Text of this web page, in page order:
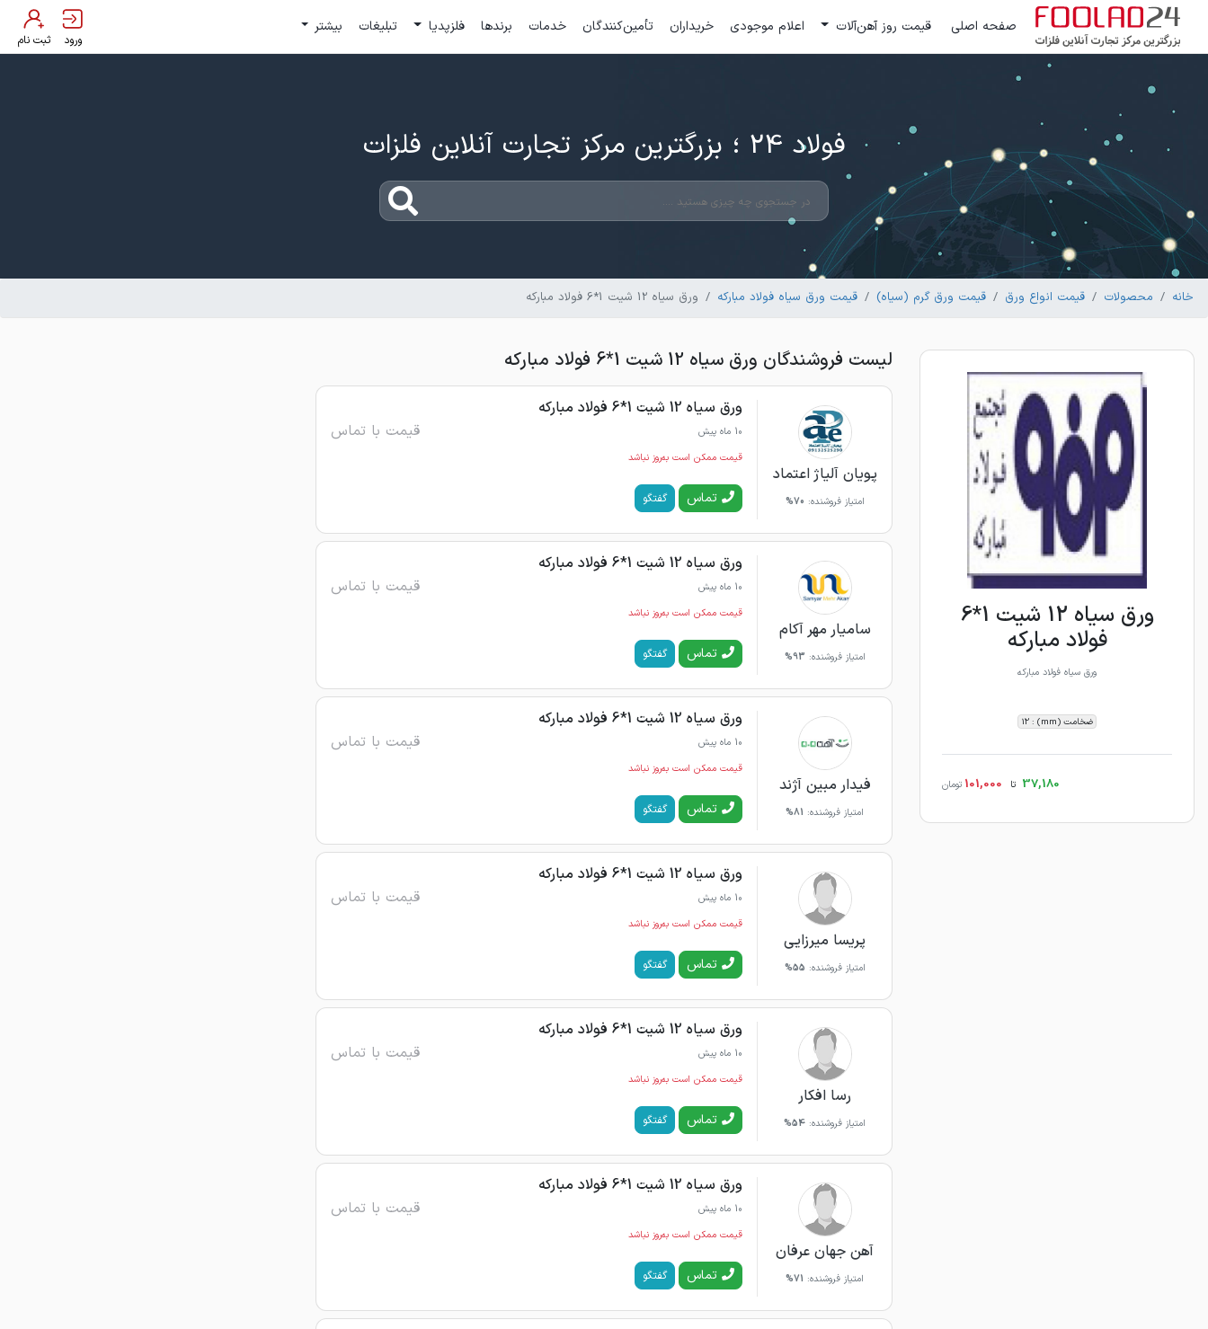
صفحه اصلی قیمت روز آهن‌آلات اعلام موجودی خریداران تأمین‌کنندگان خدمات برندها فلزپدیا تبلیغات بیشتر
ورود ثبت نام
فولاد 24 ؛ بزرگترین مرکز تجارت آنلاین فلزات
خانه محصولات قیمت انواع ورق قیمت ورق گرم (سیاه) قیمت ورق سیاه فولاد مبارکه ورق سیاه 12 شیت 1*6 فولاد مبارکه
ورق سیاه 12 شیت 1*6
فولاد مبارکه
ورق سیاه فولاد مبارکه
ضخامت (mm) : 12
37,180 تا 101,000 تومان
لیست فروشندگان ورق سیاه 12 شیت 1*6 فولاد مبارکه
پویان آلیاژ اعتماد
امتیاز فروشنده: 70%
ورق سیاه 12 شیت 1*6 فولاد مبارکه
10 ماه پیش قیمت با تماس
قیمت ممکن است به‌روز نباشد
تماس گفتگو
سامیار مهر آکام
امتیاز فروشنده: 93%
ورق سیاه 12 شیت 1*6 فولاد مبارکه
10 ماه پیش قیمت با تماس
قیمت ممکن است به‌روز نباشد
تماس گفتگو
فیدار مبین آژند
امتیاز فروشنده: 81%
ورق سیاه 12 شیت 1*6 فولاد مبارکه
10 ماه پیش قیمت با تماس
قیمت ممکن است به‌روز نباشد
تماس گفتگو
پریسا میرزایی
امتیاز فروشنده: 55%
ورق سیاه 12 شیت 1*6 فولاد مبارکه
10 ماه پیش قیمت با تماس
قیمت ممکن است به‌روز نباشد
تماس گفتگو
رسا افکار
امتیاز فروشنده: 54%
ورق سیاه 12 شیت 1*6 فولاد مبارکه
10 ماه پیش قیمت با تماس
قیمت ممکن است به‌روز نباشد
تماس گفتگو
آهن جهان عرفان
امتیاز فروشنده: 71%
ورق سیاه 12 شیت 1*6 فولاد مبارکه
10 ماه پیش قیمت با تماس
قیمت ممکن است به‌روز نباشد
تماس گفتگو